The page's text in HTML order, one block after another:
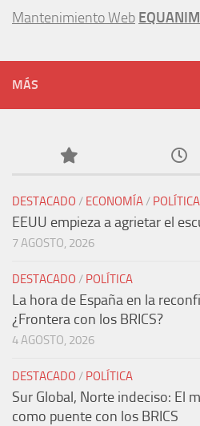
Mantenimiento Web
MÁS
DESTACADO / ECONOMÍA/ POLÍTICA
EEUU empieza a agrietar el
7 AGOSTO, 2026
DESTACADO / POLÍTICA
La hora de España en la
¿Frontera con los BRICS?
4 AGOSTO, 2026
DESTACADO / POLÍTICA
Sur Global, Norte indeciso: El
como puente con los BRICS